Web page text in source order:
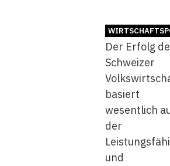
Der Erfolg
Schweizer
basiert
wesentlich
der
und